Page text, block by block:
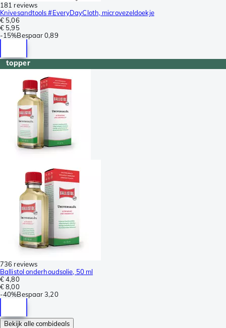
181 reviews
Knivesandtools #EveryDayCloth, microvezeldoekje
€ 5,06
€ 5,95
-15%Bespaar 0,89
topper
736 reviews
Ballistol onderhoudsolie, 50 ml
€ 4,80
€ 8,00
-40%Bespaar 3,20
Bekijk alle combideals